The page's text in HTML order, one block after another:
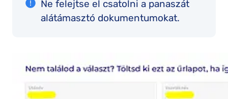
Ne felejtse el csatolni a panaszát
alátámasztó dokumentumokat.